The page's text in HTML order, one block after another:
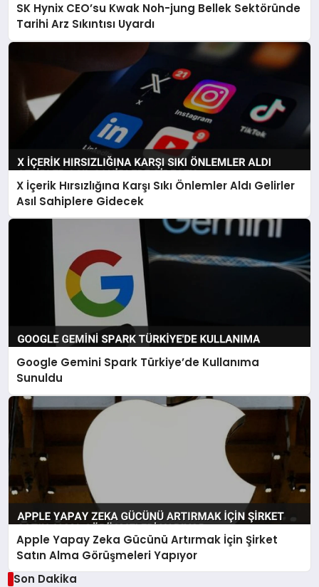
SK Hynix CEO’su Kwak Noh-jung Bellek Sektöründe
Tarihi Arz Sıkıntısı Uyardı
X İçerik Hırsızlığına Karşı Sıkı Önlemler Aldı Gelirler
Asıl Sahiplere Gidecek
Google Gemini Spark Türkiye’de Kullanıma
Sunuldu
Apple Yapay Zeka Gücünü Artırmak İçin Şirket
Satın Alma Görüşmeleri Yapıyor
Son Dakika